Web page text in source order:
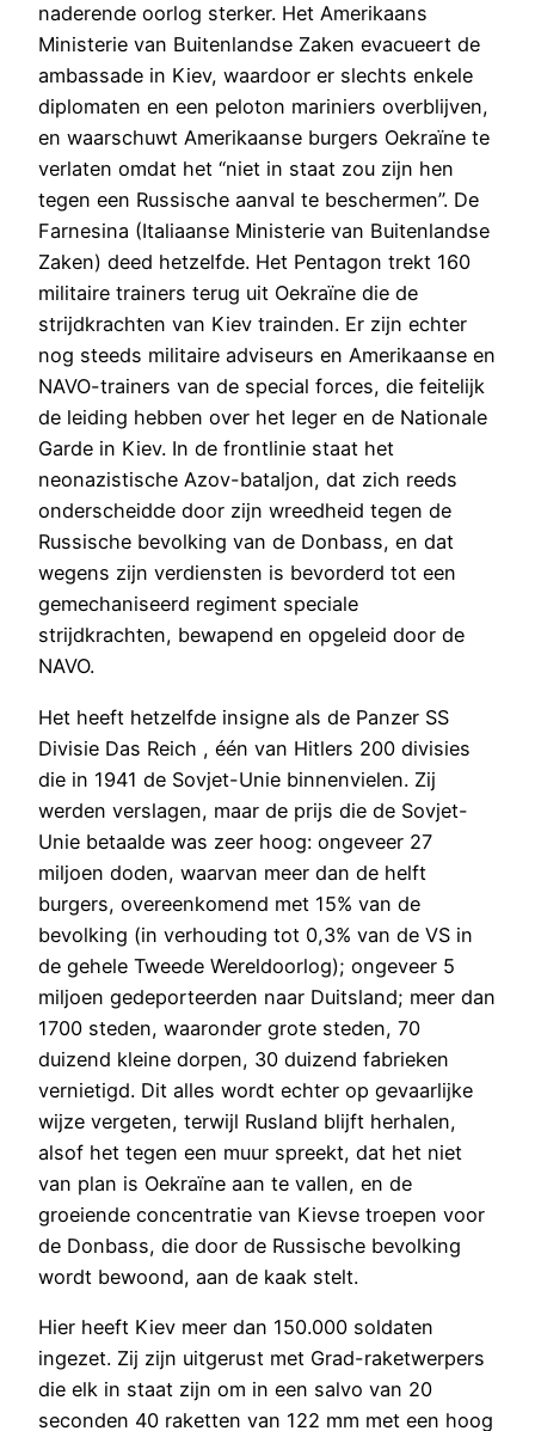
naderende oorlog sterker. Het Amerikaans
Ministerie van Buitenlandse Zaken evacueert de
ambassade in Kiev, waardoor er slechts enkele
diplomaten en een peloton mariniers overblijven,
en waarschuwt Amerikaanse burgers Oekraïne te
verlaten omdat het “niet in staat zou zijn hen
tegen een Russische aanval te beschermen”. De
Farnesina (Italiaanse Ministerie van Buitenlandse
Zaken) deed hetzelfde. Het Pentagon trekt 160
militaire trainers terug uit Oekraïne die de
strijdkrachten van Kiev trainden. Er zijn echter
nog steeds militaire adviseurs en Amerikaanse en
NAVO-trainers van de special forces, die feitelijk
de leiding hebben over het leger en de Nationale
Garde in Kiev. In de frontlinie staat het
neonazistische Azov-bataljon, dat zich reeds
onderscheidde door zijn wreedheid tegen de
Russische bevolking van de Donbass, en dat
wegens zijn verdiensten is bevorderd tot een
gemechaniseerd regiment speciale
strijdkrachten, bewapend en opgeleid door de
NAVO.
Het heeft hetzelfde insigne als de Panzer SS
Divisie Das Reich , één van Hitlers 200 divisies
die in 1941 de Sovjet-Unie binnenvielen. Zij
werden verslagen, maar de prijs die de Sovjet-
Unie betaalde was zeer hoog: ongeveer 27
miljoen doden, waarvan meer dan de helft
burgers, overeenkomend met 15% van de
bevolking (in verhouding tot 0,3% van de VS in
de gehele Tweede Wereldoorlog); ongeveer 5
miljoen gedeporteerden naar Duitsland; meer dan
1700 steden, waaronder grote steden, 70
duizend kleine dorpen, 30 duizend fabrieken
vernietigd. Dit alles wordt echter op gevaarlijke
wijze vergeten, terwijl Rusland blijft herhalen,
alsof het tegen een muur spreekt, dat het niet
van plan is Oekraïne aan te vallen, en de
groeiende concentratie van Kievse troepen voor
de Donbass, die door de Russische bevolking
wordt bewoond, aan de kaak stelt.
Hier heeft Kiev meer dan 150.000 soldaten
ingezet. Zij zijn uitgerust met Grad-raketwerpers
die elk in staat zijn om in een salvo van 20
seconden 40 raketten van 122 mm met een hoog